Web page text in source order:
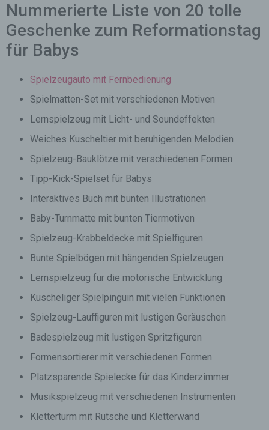
Nummerierte Liste von 20 tolle
Geschenke zum Reformationstag
für Babys
Spielzeugauto mit Fernbedienung
Spielmatten-Set mit verschiedenen Motiven
Lernspielzeug mit Licht- und Soundeffekten
Weiches Kuscheltier mit beruhigenden Melodien
Spielzeug-Bauklötze mit verschiedenen Formen
Tipp-Kick-Spielset für Babys
Interaktives Buch mit bunten Illustrationen
Baby-Turnmatte mit bunten Tiermotiven
Spielzeug-Krabbeldecke mit Spielfiguren
Bunte Spielbögen mit hängenden Spielzeugen
Lernspielzeug für die motorische Entwicklung
Kuscheliger Spielpinguin mit vielen Funktionen
Spielzeug-Lauffiguren mit lustigen Geräuschen
Badespielzeug mit lustigen Spritzfiguren
Formensortierer mit verschiedenen Formen
Platzsparende Spielecke für das Kinderzimmer
Musikspielzeug mit verschiedenen Instrumenten
Kletterturm mit Rutsche und Kletterwand